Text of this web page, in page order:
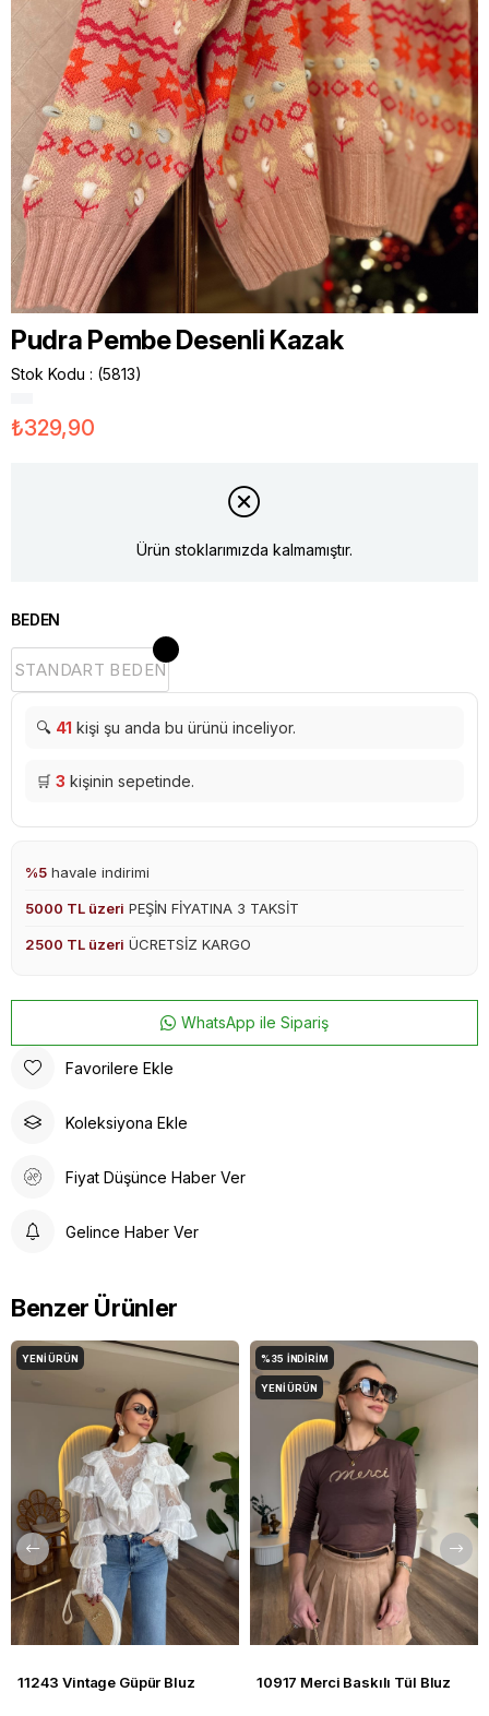
Pudra Pembe Desenli Kazak
Stok Kodu (5813)
₺329,90
Ürün stoklarımızda kalmamıştır.
BEDEN
STANDART BEDEN
🔍 41 kişi şu anda bu ürünü inceliyor.
🛒 3 kişinin sepetinde.
%5 havale indirimi
5000 TL üzeri PEŞİN FİYATINA 3 TAKSİT
2500 TL üzeri ÜCRETSİZ KARGO
WhatsApp ile Sipariş
Favorilere Ekle
Koleksiyona Ekle
Fiyat Düşünce Haber Ver
Gelince Haber Ver
Benzer Ürünler
11243 Vintage Güpür Bluz
YENI ÜRÜN
10917 Merci Baskılı Tül Bluz
%35 İNDIRIM
YENI ÜRÜN